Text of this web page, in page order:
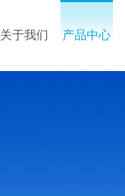
关于我们 产品中心